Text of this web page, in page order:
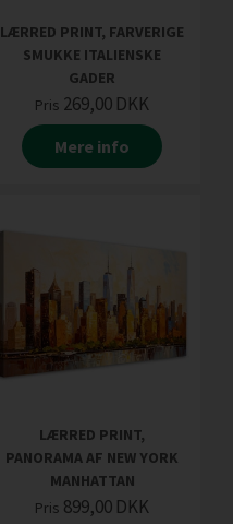
LÆRRED PRINT, FARVERIGE
SMUKKE ITALIENSKE
GADER
Pris 269,00 DKK
Mere info
LÆRRED PRINT,
PANORAMA AF NEW YORK
MANHATTAN
Pris 899,00 DKK